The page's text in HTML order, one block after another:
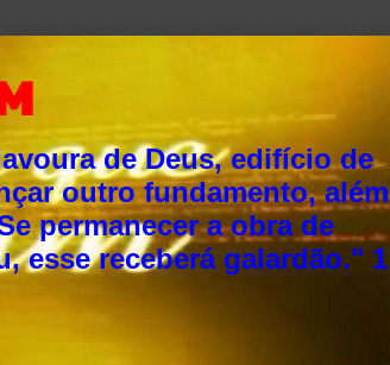
de Deus, edifício de
outro fundamento, além
permanecer a obra de
esse receberá galardão." 1